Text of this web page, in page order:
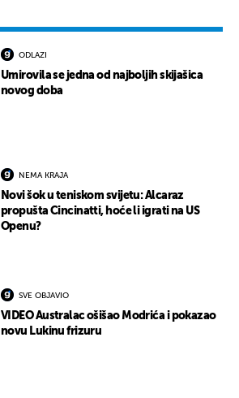
ODLAZI
Umirovila se jedna od najboljih skijašica
novog doba
NEMA KRAJA
Novi šok u teniskom svijetu: Alcaraz
propušta Cincinatti, hoće li igrati na US
Openu?
SVE OBJAVIO
VIDEO Australac ošišao Modrića i pokazao
novu Lukinu frizuru